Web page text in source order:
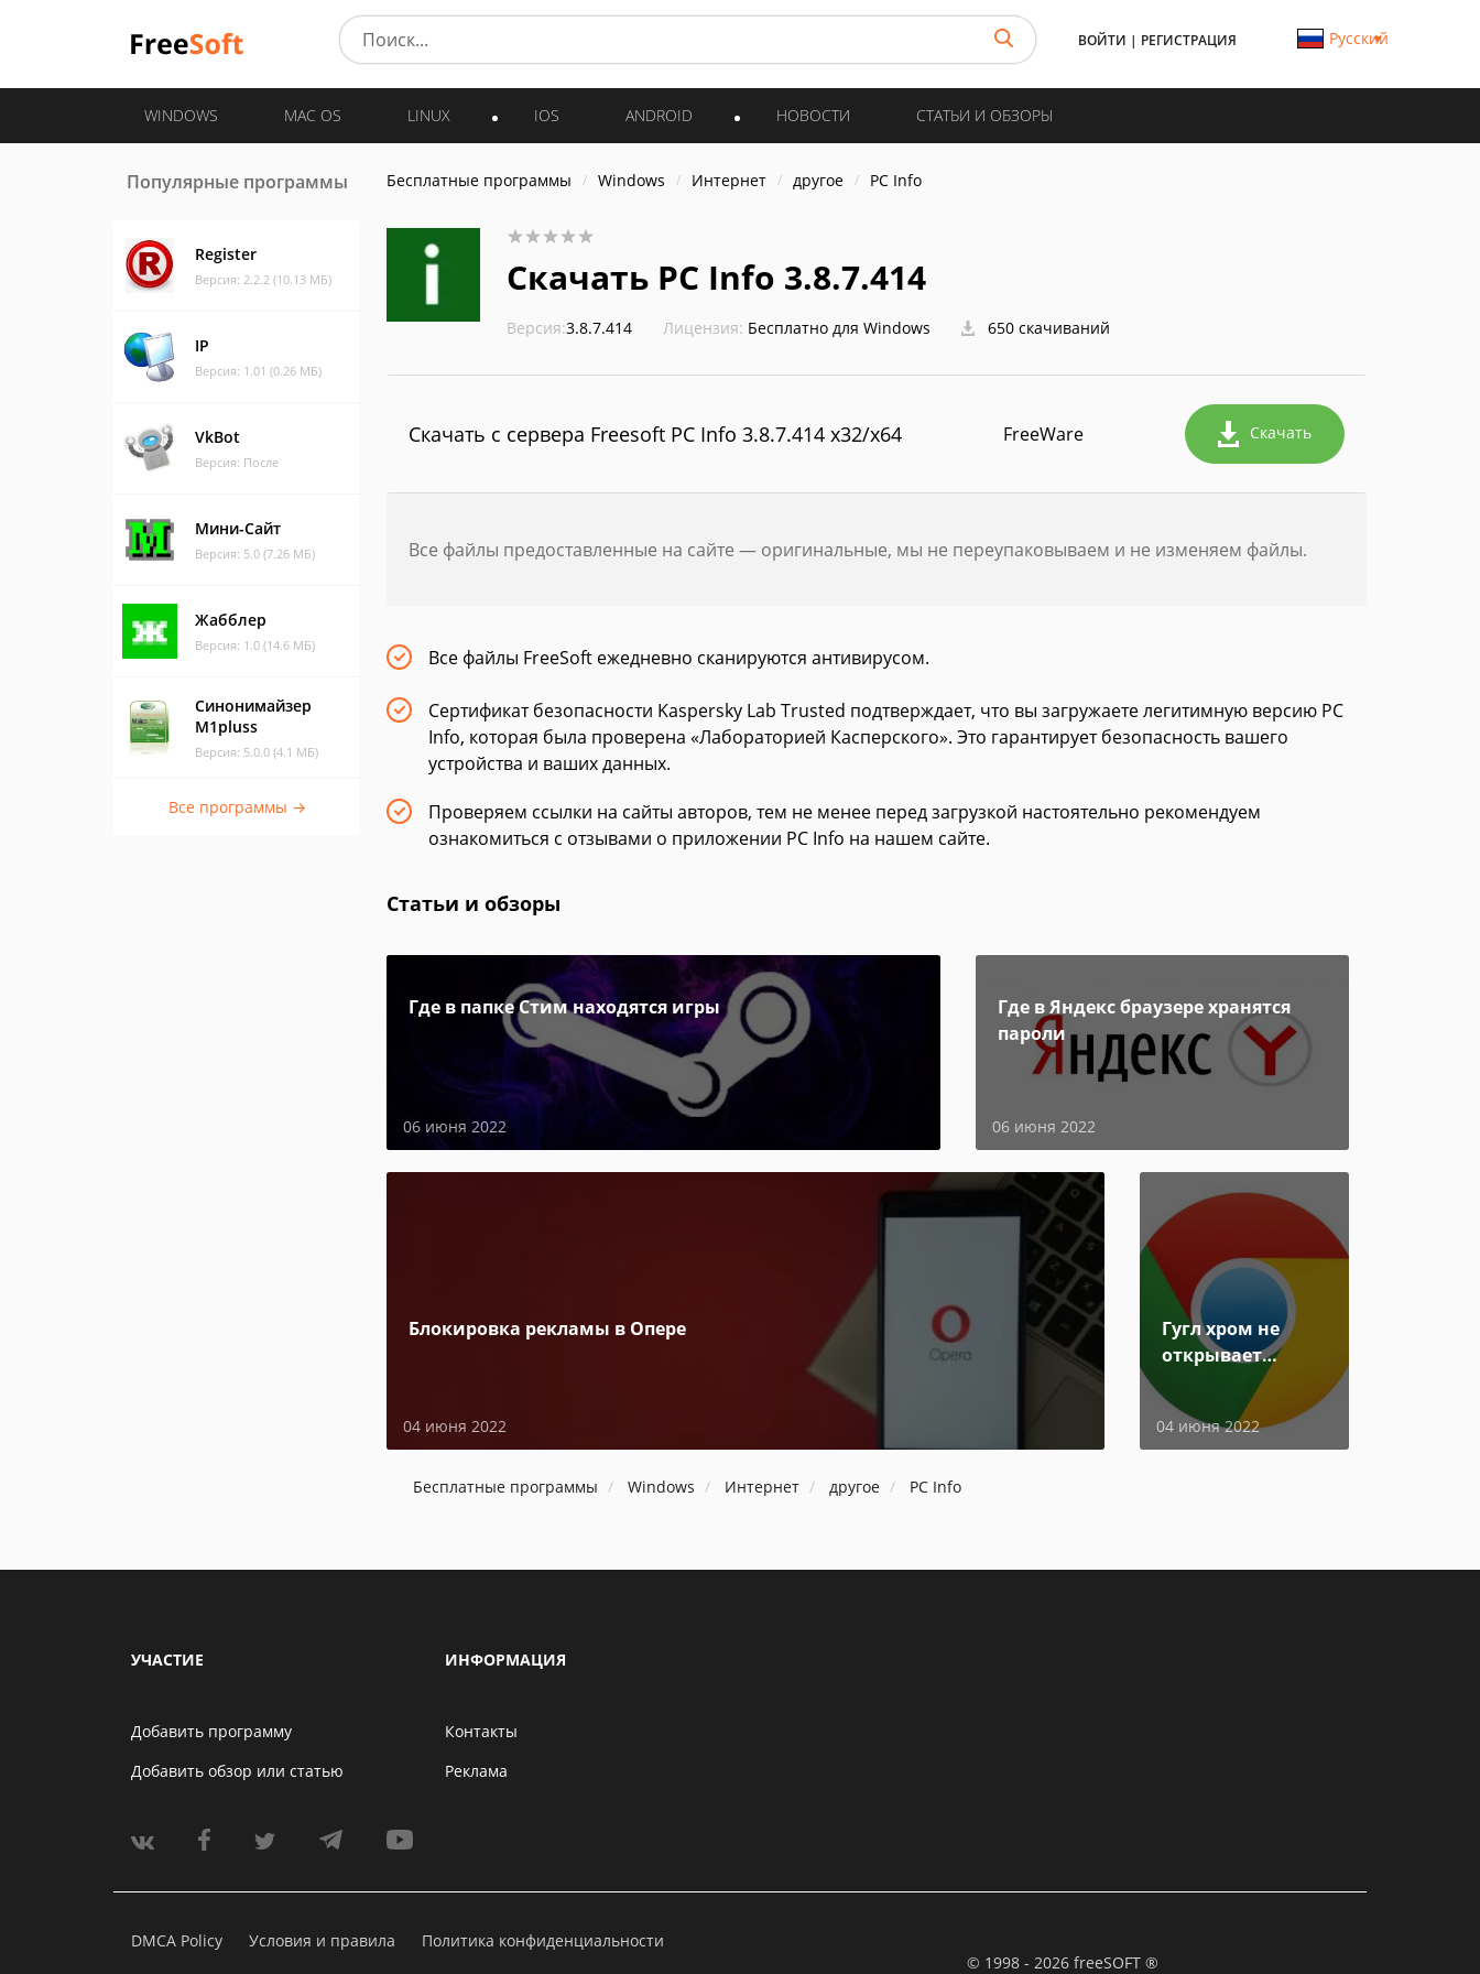
ВОЙТИ | РЕГИСТРАЦИЯ Русский
WINDOWS MAC OS LINUX IOS ANDROID НОВОСТИ СТАТЬИ И ОБЗОРЫ
Популярные программы
Register
Версия: 2.2.2 (10.13 МБ)
IP
Версия: 1.01 (0.26 МБ)
VkBot
Версия: После
Мини-Сайт
Версия: 5.0 (7.26 МБ)
Жабблер
Версия: 1.0 (14.6 МБ)
Синонимайзер
M1pluss
Версия: 5.0.0 (4.1 МБ)
Все программы →
Бесплатные программы Windows Интернет другое PC Info
Скачать PC Info 3.8.7.414
Версия:3.8.7.414 Лицензия: Бесплатно для Windows 650 скачиваний
Скачать с сервера Freesoft PC Info 3.8.7.414 x32/x64 FreeWare Скачать
Все файлы предоставленные на сайте — оригинальные, мы не переупаковываем и не изменяем файлы.
Все файлы FreeSoft ежедневно сканируются антивирусом.
Сертификат безопасности Kaspersky Lab Trusted подтверждает, что вы загружаете легитимную версию PC
Info, которая была проверена «Лабораторией Касперского». Это гарантирует безопасность вашего
устройства и ваших данных.
Проверяем ссылки на сайты авторов, тем не менее перед загрузкой настоятельно рекомендуем
ознакомиться с отзывами о приложении PC Info на нашем сайте.
Статьи и обзоры
Где в папке Стим находятся игры
06 июня 2022
Где в Яндекс браузере хранятся
пароли
06 июня 2022
Блокировка рекламы в Опере
04 июня 2022
Гугл хром не
открывает
04 июня 2022
Бесплатные программы Windows Интернет другое PC Info
УЧАСТИЕ
Добавить программу
Добавить обзор или статью
ИНФОРМАЦИЯ
Контакты
Реклама
DMCA Policy Условия и правила
Политика конфиденциальности
© 1998 - 2026 freeSOFT ®